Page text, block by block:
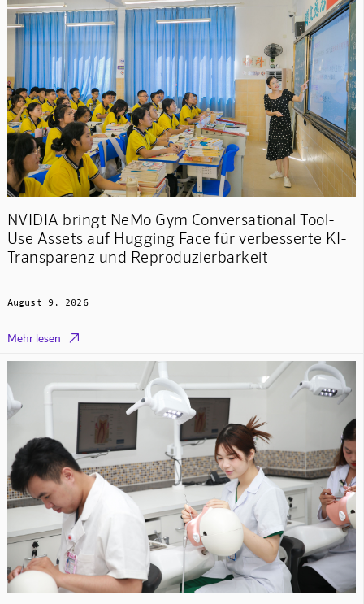
NVIDIA bringt NeMo Gym Conversational Tool-
Use Assets auf Hugging Face für verbesserte KI-
Transparenz und Reproduzierbarkeit
August 9, 2026
Mehr lesen 